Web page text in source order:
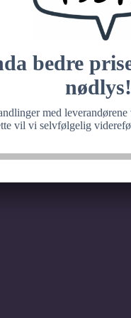
bedre
nødlys!
med leverandørene
vil vi selvfølgelig
noe